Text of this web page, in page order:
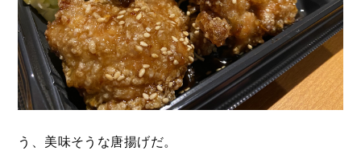
う、美味そうな唐揚げだ。